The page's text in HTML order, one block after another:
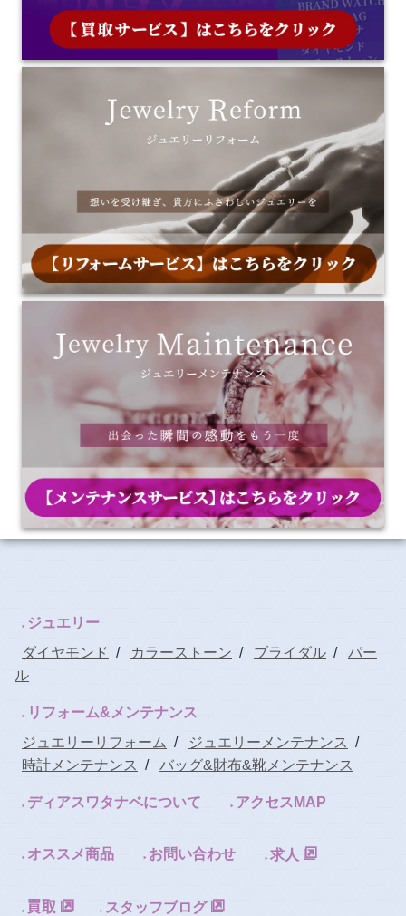
ジュエリー
ダイヤモンド / カラーストーン / ブライダル /
パー
ル
リフォーム&メンテナンス
ジュエリーリフォーム / ジュエリーメンテナンス
/
時計メンテナンス
/ バッグ&財布&靴メンテナンス
ディアスワタナベについて アクセスMAP
オススメ商品 お問い合わせ 求人
スタッフブログ